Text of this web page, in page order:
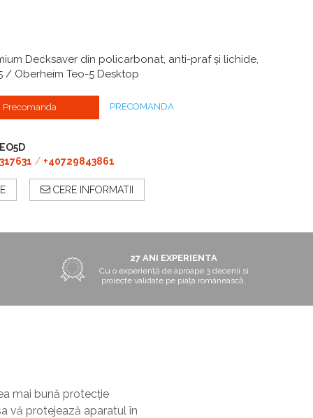
Decksaver din policarbonat, anti-praf și lichide,
/ Oberheim Teo-5 Desktop
Precomanda PRECOMANDA
/ +40729843861
CERE INFORMATII
27 ANI EXPERIENTA
Cu o experiență de aproape 3 decenii si
proiecte validate pe piața românească.
mai bună protecție
vă protejează aparatul în